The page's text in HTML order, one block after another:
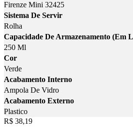
Firenze Mini 32425
Sistema De Servir
Rolha
Capacidade De Armazenamento (Em
250 Ml
Cor
Verde
Acabamento Interno
Ampola De Vidro
Acabamento Externo
Plastico
Price:
R$ 38,19